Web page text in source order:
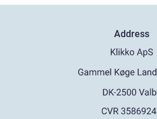
Address